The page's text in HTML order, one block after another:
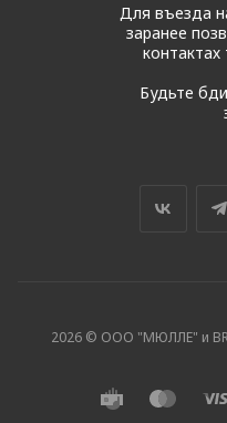
Для въезда
заранее
контактах
Будьте
2026 © ООО "МЮЛЛЕ" и